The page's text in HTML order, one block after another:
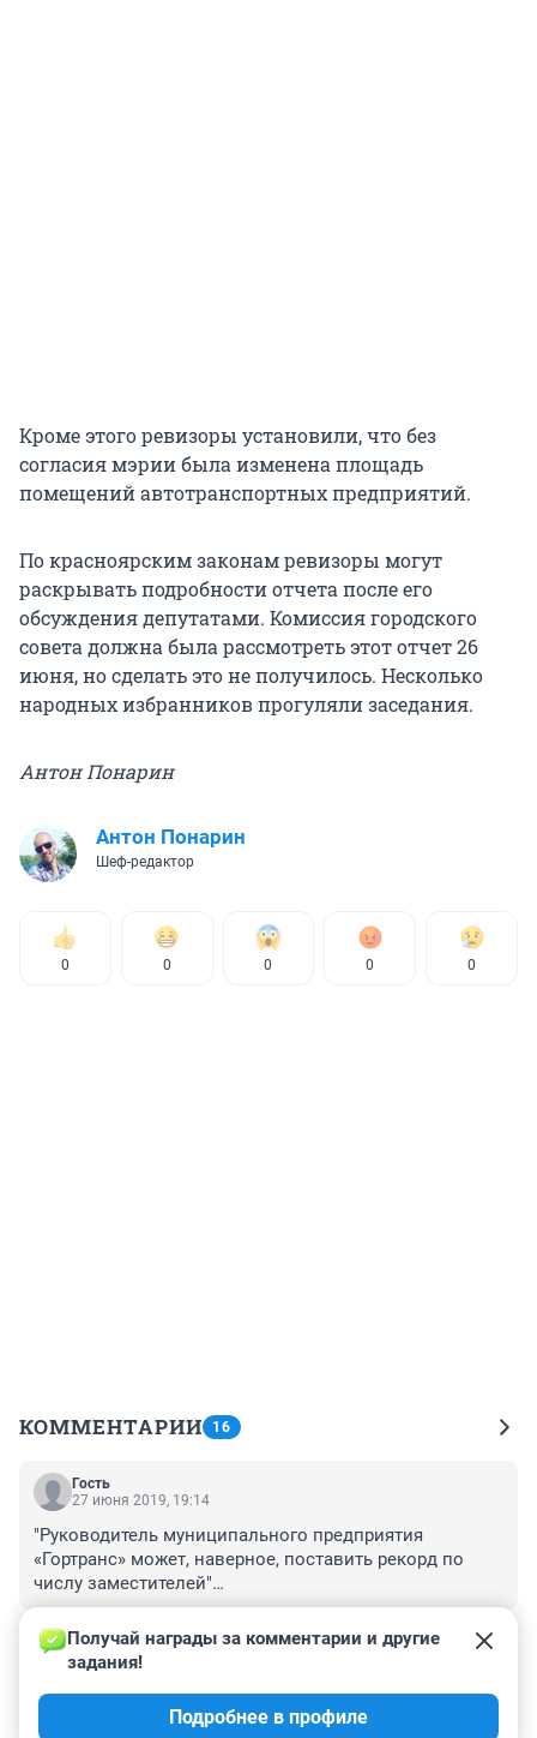
Кроме этого ревизоры установили, что без
согласия мэрии была изменена площадь
помещений автотранспортных предприятий.
По красноярским законам ревизоры могут
раскрывать подробности отчета после его
обсуждения депутатами. Комиссия городского
совета должна была рассмотреть этот отчет 26
июня, но сделать это не получилось. Несколько
народных избранников прогуляли заседания.
Антон Понарин
Антон Понарин
Шеф-редактор
0 0 0 0 0
КОММЕНТАРИИ 16
Гость
27 июня 2019, 19:14
"Руководитель муниципального предприятия
«Гортранс» может, наверное, поставить рекорд по
числу заместителей"
И о чем это говорит? Да ни о чем. В других
предприятиях вместо заместителей могут быть
такими же окладами. Надо сравнивать ФОТ,
полномочия, обязанности, а не строчки в штатном
Гость
Мэрия с транспортом не управляется никак.
Получай награды за комментарии и другие
задания!
Подробнее в профиле